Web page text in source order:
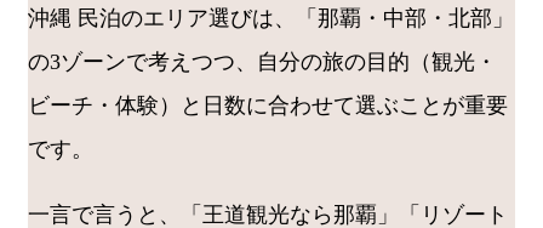
沖縄 民泊のエリア選びは、「那覇・中部・北部」
の3ゾーンで考えつつ、自分の旅の目的（観光・
ビーチ・体験）と日数に合わせて選ぶことが重要
です。
一言で言うと、「王道観光なら那覇」「リゾート